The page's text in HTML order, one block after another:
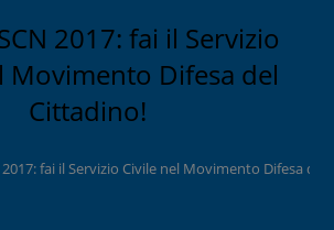
2017: fai il Servizio
Movimento Difesa del
Cittadino!
2017: fai il Servizio Civile nel Movimento Difesa